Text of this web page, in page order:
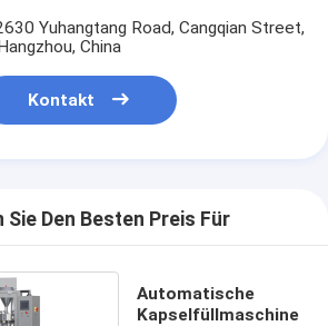
Yuhangtang Road, Cangqian Street,
China
Kontakt
Sie Den Besten Preis Für
Automatische
Kapselfüllmaschine